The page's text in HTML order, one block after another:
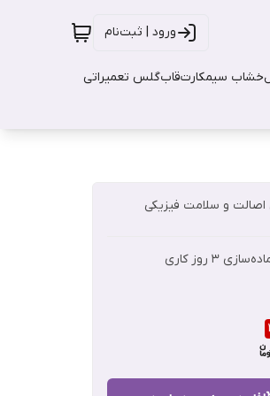
ورود | ثبت‌نام
خشاب سیمکارتقابگلس تعمیراتی
اصالت و سلامت فیزیکی
3 روز کاری